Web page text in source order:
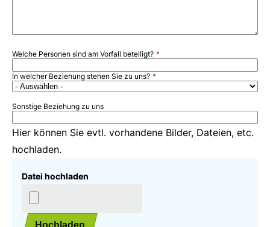
Welche Personen sind am Vorfall beteiligt?
In welcher Beziehung stehen Sie zu uns?
Sonstige Beziehung zu uns
Hier können Sie evtl. vorhandene Bilder, Dateien, etc.
hochladen.
Datei hochladen